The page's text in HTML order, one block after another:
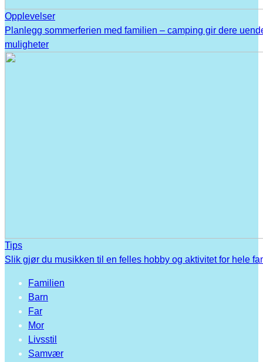
Opplevelser
Planlegg sommerferien med familien – camping gir dere
muligheter
Tips
Slik gjør du musikken til en felles hobby og aktivitet for hele
Familien
Barn
Far
Mor
Livsstil
Samvær